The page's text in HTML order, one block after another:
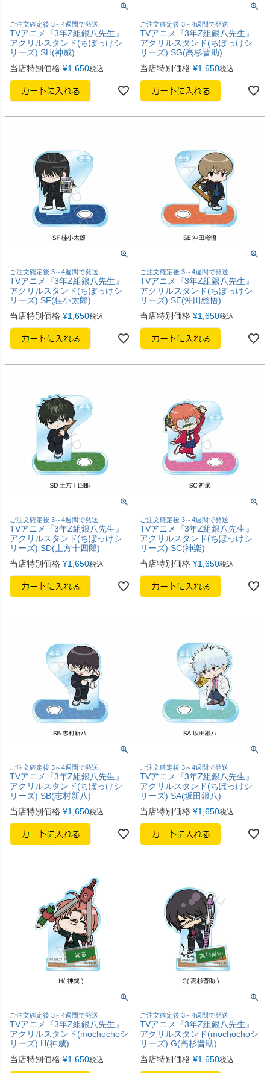
ご注文確定後 3～4週間で発送
TVアニメ『3年Z組銀八先生』
アクリルスタンド(ちぽっけシ
リーズ) SH(神威)
当店特別価格 ¥1,650税込
ご注文確定後 3～4週間で発送
TVアニメ『3年Z組銀八先生』
アクリルスタンド(ちぽっけシ
リーズ) SG(高杉晋助)
当店特別価格 ¥1,650税込
ご注文確定後 3～4週間で発送
TVアニメ『3年Z組銀八先生』
アクリルスタンド(ちぽっけシ
リーズ) SF(桂小太郎)
当店特別価格 ¥1,650税込
ご注文確定後 3～4週間で発送
TVアニメ『3年Z組銀八先生』
アクリルスタンド(ちぽっけシ
リーズ) SE(沖田総悟)
当店特別価格 ¥1,650税込
ご注文確定後 3～4週間で発送
TVアニメ『3年Z組銀八先生』
アクリルスタンド(ちぽっけシ
リーズ) SD(土方十四郎)
当店特別価格 ¥1,650税込
ご注文確定後 3～4週間で発送
TVアニメ『3年Z組銀八先生』
アクリルスタンド(ちぽっけシ
リーズ) SC(神楽)
当店特別価格 ¥1,650税込
ご注文確定後 3～4週間で発送
TVアニメ『3年Z組銀八先生』
アクリルスタンド(ちぽっけシ
リーズ) SB(志村新八)
当店特別価格 ¥1,650税込
ご注文確定後 3～4週間で発送
TVアニメ『3年Z組銀八先生』
アクリルスタンド(ちぽっけシ
リーズ) SA(坂田銀八)
当店特別価格 ¥1,650税込
ご注文確定後 3～4週間で発送
TVアニメ『3年Z組銀八先生』
アクリルスタンド(mochochoシ
リーズ) H(神威)
当店特別価格 ¥1,650税込
ご注文確定後 3～4週間で発送
TVアニメ『3年Z組銀八先生』
アクリルスタンド(mochochoシ
リーズ) G(高杉晋助)
当店特別価格 ¥1,650税込